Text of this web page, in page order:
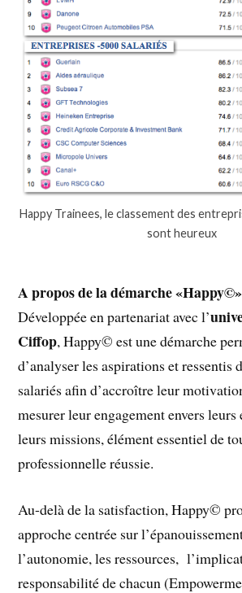
Happy Trainees, le classement des
sont heureux
A propos de la démarche «Happy©»
Développée en partenariat avec l’
Ciffop, Happy© est une démarche
d’analyser les aspirations et ressentis
salariés afin d’accroître leur
mesurer leur engagement envers leurs
leurs missions, élément essentiel de
professionnelle réussie.
Au-delà de la satisfaction, Happy©
approche centrée sur
l’autonomie, les ressources,
responsabilité de chacun